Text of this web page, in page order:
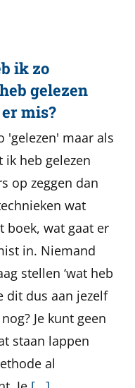
ik zo
gelezen
mis?
'gelezen' maar als
ik heb gelezen
op zeggen dan
wat
boek, wat gaat er
in. Niemand
stellen ‘wat heb
dit dus aan jezelf
Je kunt geen
staan lappen
al